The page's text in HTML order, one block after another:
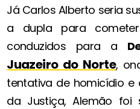
Já Carlos Alberto seria
a dupla para
conduzidos para a
Juazeiro do Norte,
tentativa de homicídio
da Justiça, Alemão foi